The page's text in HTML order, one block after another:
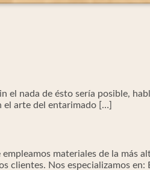
el nada de ésto sería posible,
el arte del entarimado […]
materiales de la más
clientes. Nos especializamos en: